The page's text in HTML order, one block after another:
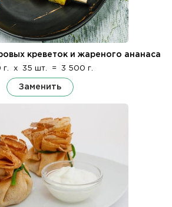
креветок и жареного ананаса
г. x 35 шт. = 3 500 г.
Заменить